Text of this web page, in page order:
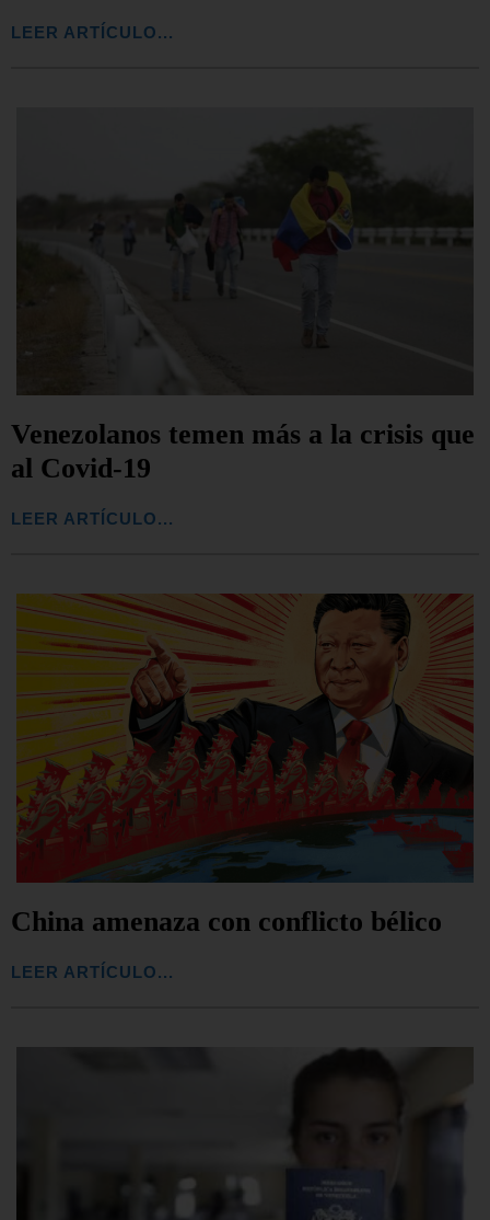
LEER ARTÍCULO...
Venezolanos temen más a la crisis que
al Covid-19
LEER ARTÍCULO...
China amenaza con conflicto bélico
LEER ARTÍCULO...